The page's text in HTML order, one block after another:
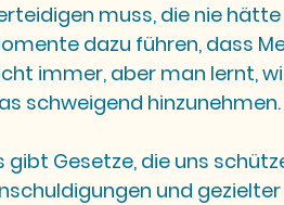
muss, die nie
dazu führen, dass
immer, aber man lernt,
schweigend
gibt Gesetze, die uns
und